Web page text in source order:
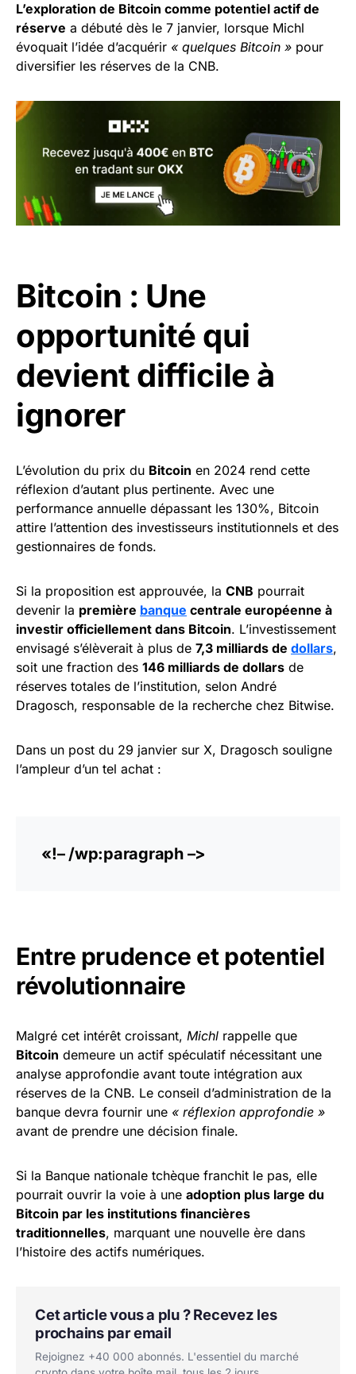
L’exploration de Bitcoin comme potentiel actif de
réserve a débuté dès le 7 janvier, lorsque Michl
évoquait l’idée d’acquérir « quelques Bitcoin » pour
diversifier les réserves de la CNB.
Bitcoin : Une
opportunité qui
devient difficile à
ignorer
L’évolution du prix du Bitcoin en 2024 rend cette
réflexion d’autant plus pertinente. Avec une
performance annuelle dépassant les 130%, Bitcoin
attire l’attention des investisseurs institutionnels et des
gestionnaires de fonds.
Si la proposition est approuvée, la CNB pourrait
devenir la première banque centrale européenne à
investir officiellement dans Bitcoin. L’investissement
envisagé s’élèverait à plus de 7,3 milliards de dollars,
soit une fraction des 146 milliards de dollars de
réserves totales de l’institution, selon André
Dragosch, responsable de la recherche chez Bitwise.
Dans un post du 29 janvier sur X, Dragosch souligne
l’ampleur d’un tel achat :
«!– /wp:paragraph –>
Entre prudence et potentiel
révolutionnaire
Malgré cet intérêt croissant, Michl rappelle que
Bitcoin demeure un actif spéculatif nécessitant une
analyse approfondie avant toute intégration aux
réserves de la CNB. Le conseil d’administration de la
banque devra fournir une « réflexion approfondie »
avant de prendre une décision finale.
Si la Banque nationale tchèque franchit le pas, elle
pourrait ouvrir la voie à une adoption plus large du
Bitcoin par les institutions financières
traditionnelles, marquant une nouvelle ère dans
l’histoire des actifs numériques.
Cet article vous a plu ? Recevez les
prochains par email
Rejoignez +40 000 abonnés. L'essentiel du marché